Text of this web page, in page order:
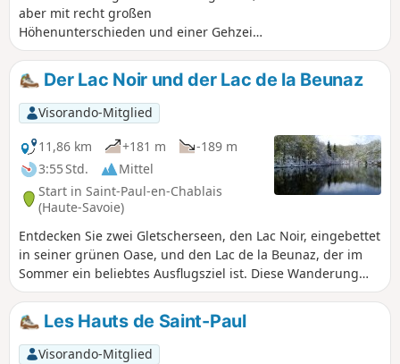
aber mit recht großen
Höhenunterschieden und einer Gehzeit
von fast 5 Stunden. Schöne Ausblicke
auf das Plateau de Gavot, den Genfer
See, das Jura und die Schweiz, das
Dent-d'Oche-Massiv, die Almen und das
Vallée d'Abondance. Der letzte Abschnitt
auf der (sehr wenig begehenen) Straße
ist der am wenigsten angenehme.
Der Lac Noir und der Lac de la Beunaz
Visorando-Mitglied
11,86 km
+181 m
-189 m
3:55 Std.
Mittel
Start in Saint-Paul-en-Chablais
(Haute-Savoie)
Entdecken Sie zwei Gletscherseen, den Lac Noir, eingebettet
in seiner grünen Oase, und den Lac de la Beunaz, der im
Sommer ein beliebtes Ausflugsziel ist. Diese Wanderung
führt über Wald- und Wiesenwege sowie wenig begehene
kleine Straßen. Sie bietet herrliche Ausblicke nach Norden
auf den Genfer See und nach Süden auf die umliegenden
Gipfel.
Les Hauts de Saint-Paul
Visorando-Mitglied